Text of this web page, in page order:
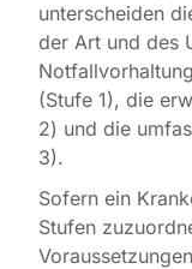
unterscheiden
der Art und des
(Stufe 1), die
2) und die
3).
Sofern ein
Stufen